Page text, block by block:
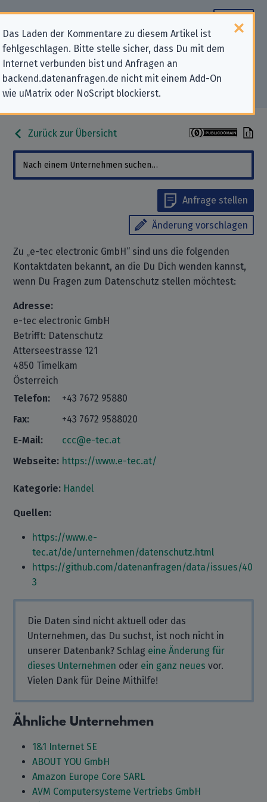
Das Laden der Kommentare zu diesem Artikel ist
fehlgeschlagen. Bitte stelle sicher, dass Du mit dem
Internet verbunden bist und Anfragen an
backend.datenanfragen.de nicht mit einem Add-On
wie uMatrix oder NoScript blockierst.
Datenschutz-Kontaktdaten für „e-
tec electronic GmbH“
Zurück zur Übersicht
Anfrage stellen
Änderung vorschlagen
Zu „e-tec electronic GmbH“ sind uns die folgenden
Kontaktdaten bekannt, an die Du Dich wenden kannst,
wenn Du Fragen zum Datenschutz stellen möchtest:
Adresse:
e-tec electronic GmbH
Betrifft: Datenschutz
Atterseestrasse 121
4850 Timelkam
Österreich
Telefon:
+43 7672 95880
Fax:
+43 7672 9588020
E-Mail:
ccc@e-tec.at
Webseite: https://www.e-tec.at/
Kategorie: Handel
Quellen:
https://www.e-
tec.at/de/unternehmen/datenschutz.html
https://github.com/datenanfragen/data/issues/40
3
Die Daten sind nicht aktuell oder das
Unternehmen, das Du suchst, ist noch nicht in
unserer Datenbank? Schlag eine Änderung für
dieses Unternehmen oder ein ganz neues vor.
Vielen Dank für Deine Mithilfe!
Ähnliche Unternehmen
1&1 Internet SE
ABOUT YOU GmbH
Amazon Europe Core SARL
AVM Computersysteme Vertriebs GmbH